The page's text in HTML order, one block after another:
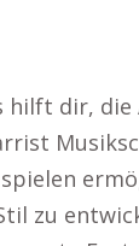
dir,
zu